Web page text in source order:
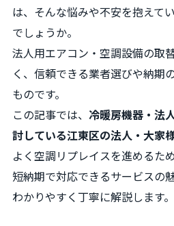
は、そんな悩みや不安を抱えて
でしょうか。
法人用エアコン・空調設備の取
く、信頼できる業者選びや納期
ものです。
この記事では、 冷暖房機器・法
討している江東区の法人・大家
よく空調リプレイスを進めるた
短納期で対応できるサービスの
わかりやすく丁寧に解説します。